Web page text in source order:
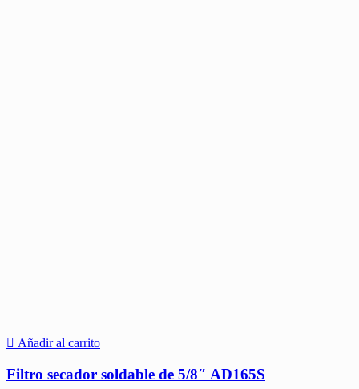
Añadir al carrito
Filtro secador soldable de 5/8″ AD165S